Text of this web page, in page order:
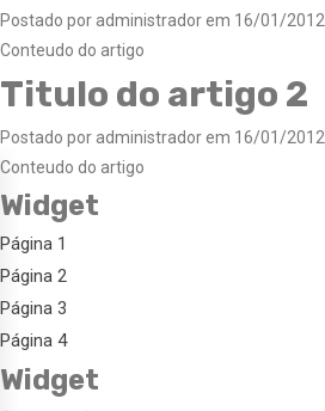
Postado por administrador em 16/01/2012
Conteudo do artigo
Titulo do artigo 2
Postado por administrador em 16/01/2012
Conteudo do artigo
Widget
Página 1
Página 2
Página 3
Página 4
Widget